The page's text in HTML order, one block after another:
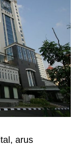
arus